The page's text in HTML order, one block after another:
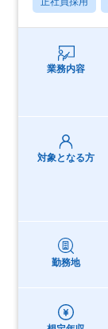
業務内容
対象となる方
勤務地